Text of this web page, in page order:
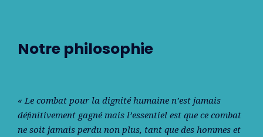
Notre philosophie
« Le combat pour la dignité humaine n’est jamais
déﬁnitivement gagné mais l’essentiel est que ce combat
ne soit jamais perdu non plus, tant que des hommes et